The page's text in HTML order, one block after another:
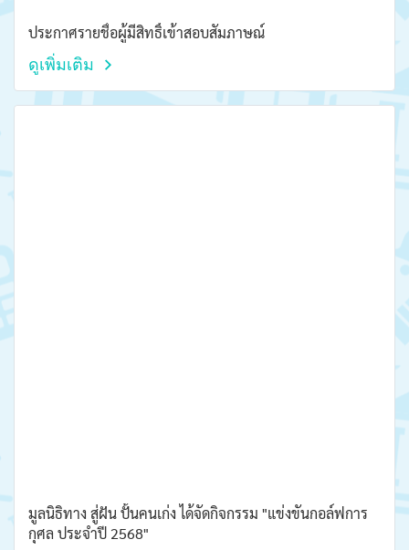
ประกาศรายชื่อผู้มีสิทธิ์เข้าสอบสัมภาษณ์
ดูเพิ่มเติม
มูลนิธิทาง สู่ฝัน ปั้นคนเก่ง ได้จัดกิจกรรม "แข่งขันกอล์ฟการ
กุศล ประจำปี 2568"